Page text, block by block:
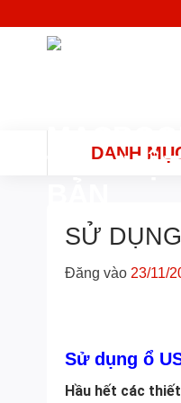
DANH
SỬ
Đăng vào 23/11/
Sử dụng ổ
Hầu hết các